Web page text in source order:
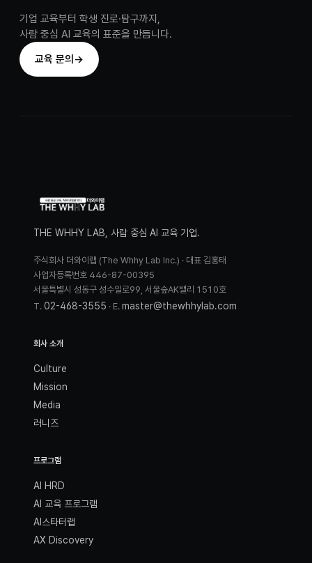
기업 교육부터 학생 진로·탐구까지,
사람 중심 AI 교육의 표준을 만듭니다.
교육 문의 →
THE WHHY LAB, 사람 중심 AI 교육 기업.
주식회사 더와이랩 (The Whhy Lab Inc.) · 대표 김홍태
사업자등록번호 446-87-00395
서울특별시 성동구 성수일로99, 서울숲AK밸리 1510호
T. 02-468-3555 · E. master@thewhhylab.com
회사 소개
Culture
Mission
Media
러니즈
프로그램
AI HRD
AI 교육 프로그램
AI스타터랩
AX Discovery